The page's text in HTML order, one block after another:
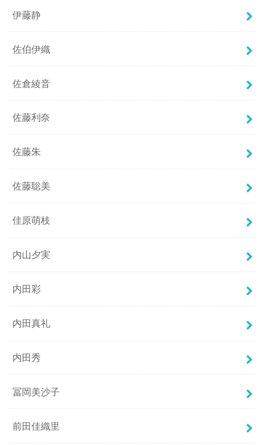
伊藤静
佐伯伊織
佐倉綾音
佐藤利奈
佐藤朱
佐藤聡美
佳原萌枝
内山夕実
内田彩
内田真礼
内田秀
冨岡美沙子
前田佳織里